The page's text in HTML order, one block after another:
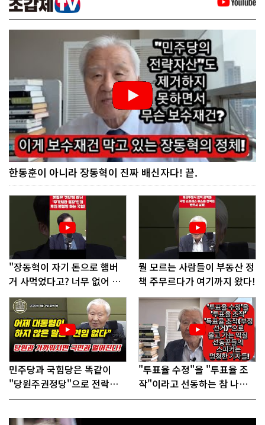
한동훈이 아니라 장동혁이 진짜 배신자다! 끝.
"장동혁이 자기 돈으로 햄버
거 사먹었다고? 너무 없어 보
인다"
뭘 모르는 사람들이 부동산 정
책 주무르다가 여기까지 왔다!
민주당과 국힘당은 똑같이
"당원주권정당"으로 전락했
다!
"투표율 수정"을 "투표율 조
작"이라고 선동하는 참 나쁜
사람들!